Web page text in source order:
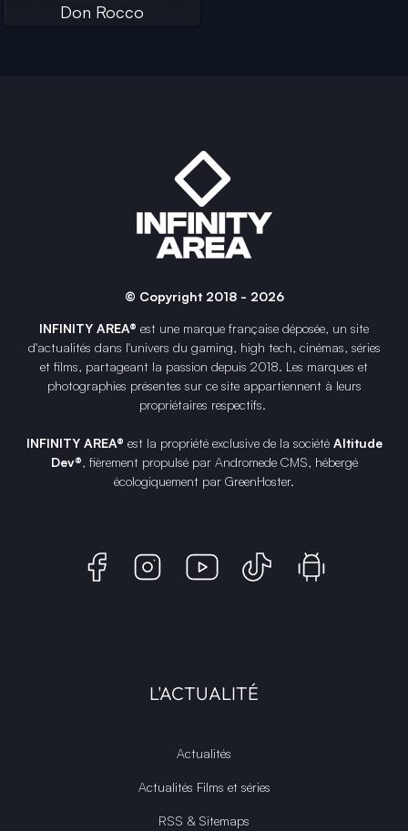
Don Rocco
© Copyright 2018 - 2026
INFINITY AREA® est une marque française déposée, un site
d'actualités dans l'univers du gaming, high tech, cinémas, séries
et films, partageant la passion depuis 2018. Les marques et
photographies présentes sur ce site appartiennent à leurs
propriétaires respectifs.
INFINITY AREA® est la propriété exclusive de la société Altitude
Dev®, fièrement propulsé par Andromede CMS, hébergé
écologiquement par GreenHoster.
L'ACTUALITÉ
Actualités
Actualités Films et séries
RSS & Sitemaps